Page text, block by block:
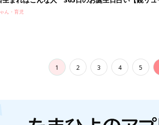
ん・育児
1 2 3 4 5